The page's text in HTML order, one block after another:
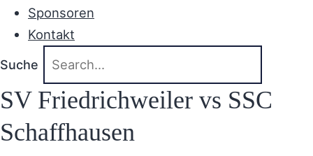
Sponsoren
Kontakt
Suche
SV Friedrichweiler vs SSC
Schaffhausen